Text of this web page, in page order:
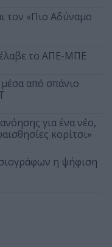
τον «Πιο Αδύναμο
το ΑΠΕ-ΜΠΕ
από σπάνιο
για ένα νέο,
κορίτσι»
η ψήφιση